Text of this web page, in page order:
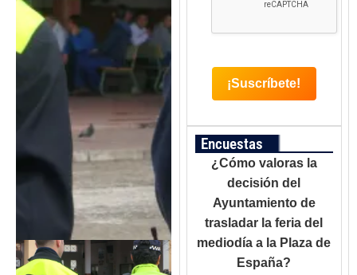
Encuestas
¿Cómo valoras la
decisión del
Ayuntamiento de
trasladar la feria del
mediodía a la Plaza de
España?